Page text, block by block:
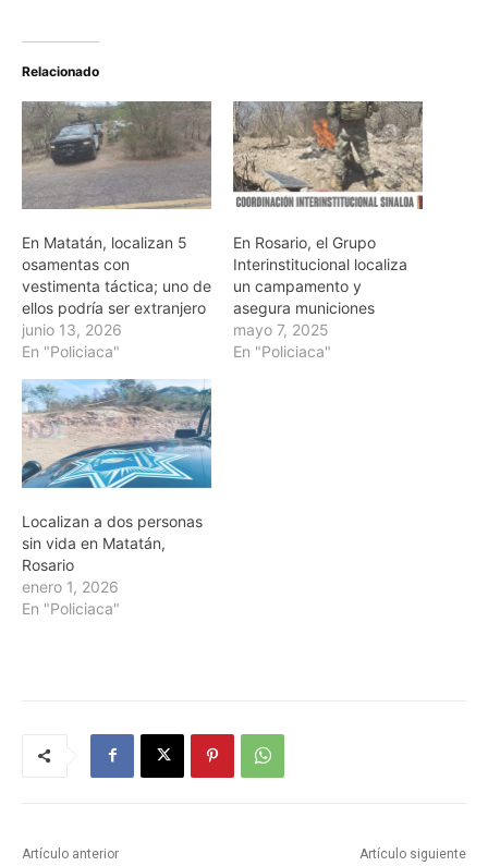
Relacionado
En Matatán, localizan 5
osamentas con
vestimenta táctica; uno de
ellos podría ser extranjero
junio 13, 2026
En "Policiaca"
En Rosario, el Grupo
Interinstitucional localiza
un campamento y
asegura municiones
mayo 7, 2025
En "Policiaca"
Localizan a dos personas
sin vida en Matatán,
Rosario
enero 1, 2026
En "Policiaca"
Artículo anterior Artículo siguiente